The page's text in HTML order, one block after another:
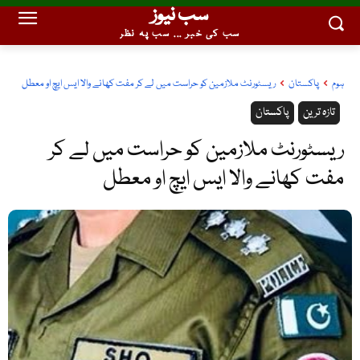
سب نیوز
سب کی خبر ... سب پہ نظر
ہوم پاکستان ریسٹورنٹ ملازمین کو حراست میں لے کر مفت کھانے والا ایس ایچ او معطل
پاکستان تازہ ترین
ریسٹورنٹ ملازمین کو حراست میں لے کر
مفت کھانے والا ایس ایچ او معطل